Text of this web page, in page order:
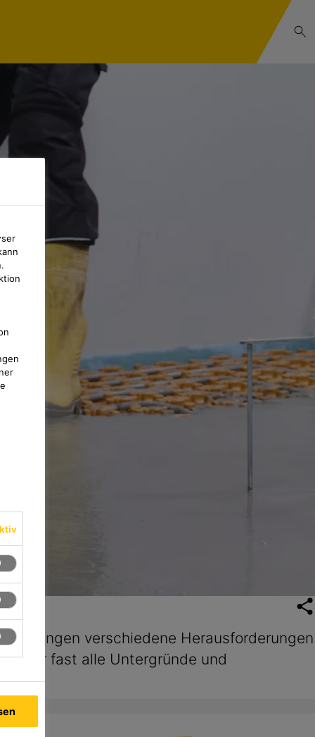
bringen verschiedene Herausforderungen
für fast alle Untergründe und